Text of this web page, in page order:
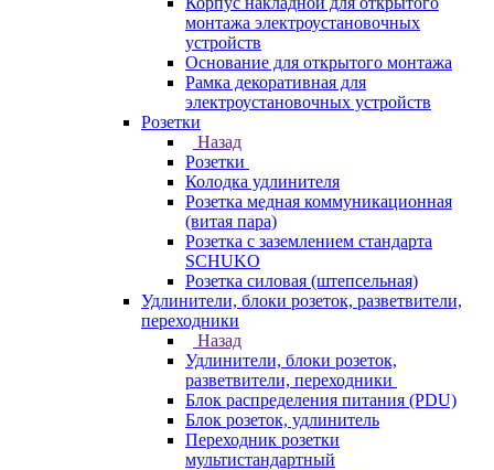
монтажа электроустановочных
устройств
Основание для открытого монтажа
Рамка декоративная для
электроустановочных устройств
Розетки
Назад
Розетки
Колодка удлинителя
Розетка медная коммуникационная
(витая пара)
Розетка с заземлением стандарта
SCHUKO
Розетка силовая (штепсельная)
Удлинители, блоки розеток, разветвители,
переходники
Назад
Удлинители, блоки розеток,
разветвители, переходники
Блок распределения питания (PDU)
Блок розеток, удлинитель
Переходник розетки
мультистандартный